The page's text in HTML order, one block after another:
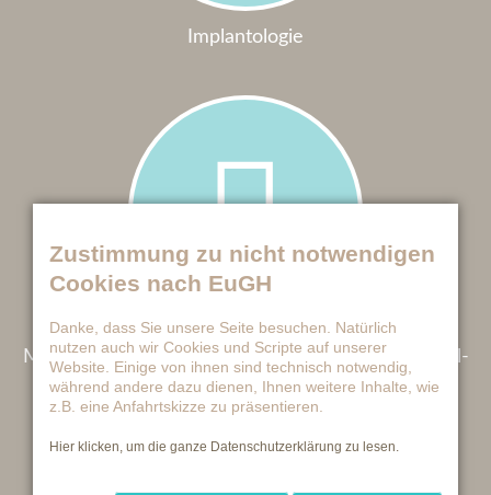
Implantologie
Mikroskop­gestützte ­ En­do­don­tologie/ Wur­zel­ka­nal­
behandlung
Zustimmung zu nicht notwendigen
Cookies nach EuGH
Danke, dass Sie unsere Seite besuchen. Natürlich
nutzen auch wir Cookies und Scripte auf unserer
Website. Einige von ihnen sind technisch notwendig,
während andere dazu dienen, Ihnen weitere Inhalte, wie
z.B. eine Anfahrtskizze zu präsentieren.
Hier klicken, um die ganze Datenschutzerklärung zu lesen.